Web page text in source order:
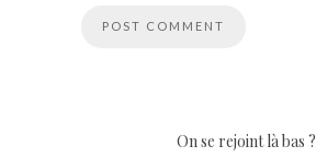
On se rejoint là bas ?